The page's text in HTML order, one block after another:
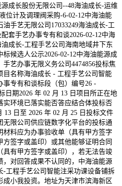
成长股份无限公司--48海油成长-运维
位计及调理阀采购-6-02-12中海油能
手艺无限公司17033249海油成长-工
套手艺办事专有和谈2026-02-12中海
成长-工程手艺公司海南地域井下东
候选人公示2026-02-12中海油能源成
艺办事无限义务公司4474856投标焦
目名称海油成长 - 工程手艺公司智能
事专有和谈标段（包）编号26 -
日期2026 年 02 月 13 日项目所正在地
实环境已落实能否答应结合体投标否
13 日至 2026 年 02 月 25 日投标文件
限公司供应链数字化平台的投标通
料应为办事验收单（具有甲方签字
签字或盖印）或其他能够证明合同
具有甲方签字或盖印），若无法告竣
对回答成果不认同的，中海油能源
-工程手艺公司智能注采功课设备铺拆
成小我投资。地址为天津市滨海新区